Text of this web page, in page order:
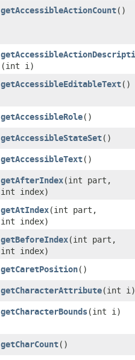
getAccessibleActionCount()
(int i)
getAccessibleEditableText()
getAccessibleRole()
getAccessibleStateSet()
getAccessibleText()
getAfterIndex​(int part,
int index)
getAtIndex​(int part,
int index)
getBeforeIndex​(int part,
int index)
getCaretPosition()
getCharacterAttribute​(int i)
getCharacterBounds​(int i)
getCharCount()